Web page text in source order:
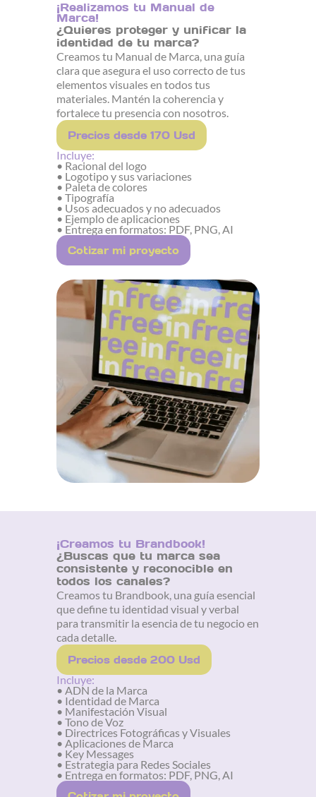
¡Realizamos tu Manual de
Marca!
¿Quieres proteger y unificar la
identidad de tu marca?
Creamos tu Manual de Marca, una guía
clara que asegura el uso correcto de tus
elementos visuales en todos tus
materiales. Mantén la coherencia y
fortalece tu presencia con nosotros.
Precios desde 170 Usd
Incluye:
• Racional del logo
• Logotipo y sus variaciones
• Paleta de colores
• Tipografía
• Usos adecuados y no adecuados
• Ejemplo de aplicaciones
• Entrega en formatos: PDF, PNG, AI
Cotizar mi proyecto
¡Creamos tu Brandbook!
¿Buscas que tu marca sea
consistente y reconocible en
todos los canales?
Creamos tu Brandbook, una guía esencial
que define tu identidad visual y verbal
para transmitir la esencia de tu negocio en
cada detalle.
Precios desde 200 Usd
Incluye:
• ADN de la Marca
• Identidad de Marca
• Manifestación Visual
• Tono de Voz
• Directrices Fotográficas y Visuales
• Aplicaciones de Marca
• Key Messages
• Estrategia para Redes Sociales
• Entrega en formatos: PDF, PNG, AI